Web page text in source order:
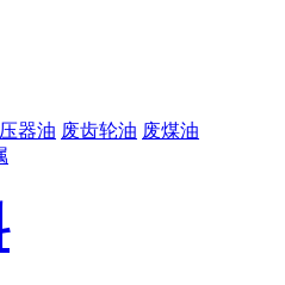
器油 废齿轮油 废煤油